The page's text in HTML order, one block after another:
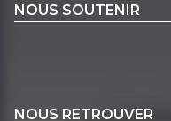
NOUS SOUTENIR
NOUS RETROUVER